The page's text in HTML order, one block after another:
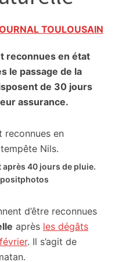
TOULOUSAIN
reconnues en état
le passage de la
de 30 jours
assurance.
40 jours de pluie.
d’être reconnues
après les dégâts
. Il s’agit de